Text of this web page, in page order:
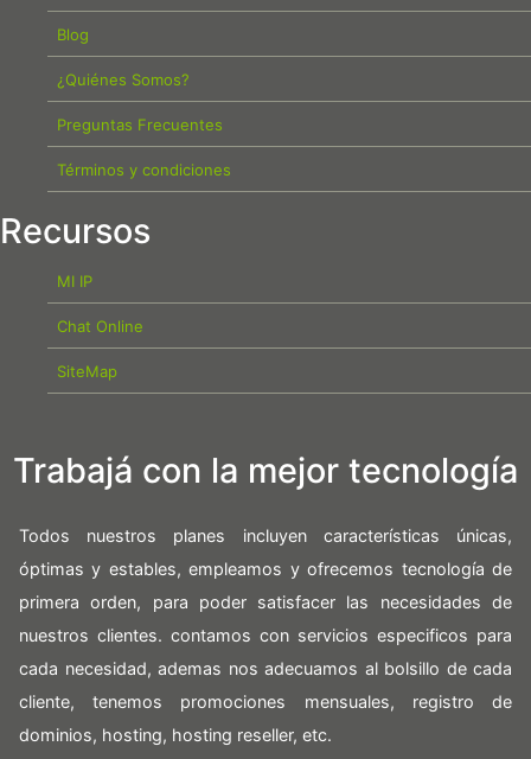
Blog
¿Quiénes Somos?
Preguntas Frecuentes
Términos y condiciones
Recursos
MI IP
Chat Online
SiteMap
Trabajá con la mejor tecnología
Todos nuestros planes incluyen características únicas,
óptimas y estables, empleamos y ofrecemos tecnología de
primera orden, para poder satisfacer las necesidades de
nuestros clientes. contamos con servicios especificos para
cada necesidad, ademas nos adecuamos al bolsillo de cada
cliente, tenemos promociones mensuales, registro de
dominios, hosting, hosting reseller, etc.